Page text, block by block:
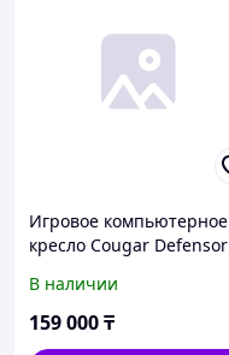
Игровое компьютерное
кресло Cougar Defensor
В наличии
159 000₸